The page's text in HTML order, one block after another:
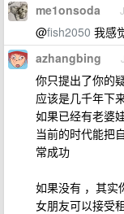
me1onsoda
@fish2050 我感
azhangbing
你只提出了你的
应该是几千年下
如果已经有老婆
当前的时代能把
常成功
如果没有 ，其实
女朋友可以接受